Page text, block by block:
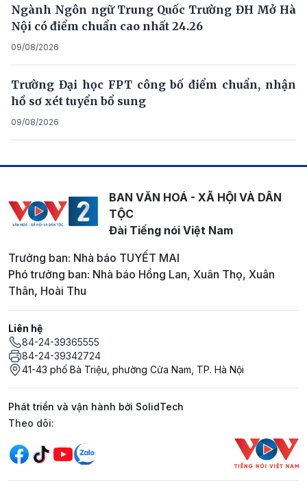
Ngành Ngôn ngữ Trung Quốc Trường ĐH Mở Hà
Nội có điểm chuẩn cao nhất 24.26
09/08/2026
Trường Đại học FPT công bố điểm chuẩn, nhận
hồ sơ xét tuyển bổ sung
09/08/2026
BAN VĂN HOÁ - XÃ HỘI VÀ DÂN
TỘC
Đài Tiếng nói Việt Nam
Trưởng ban: Nhà báo TUYẾT MAI
Phó trưởng ban: Nhà báo Hồng Lan, Xuân Thọ, Xuân
Thân, Hoài Thu
Liên hệ
84-24-39365555
84-24-39342724
41-43 phố Bà Triệu, phường Cửa Nam, TP. Hà Nội
Phát triển và vận hành bởi SolidTech
Mạng xã hội
Theo dõi: